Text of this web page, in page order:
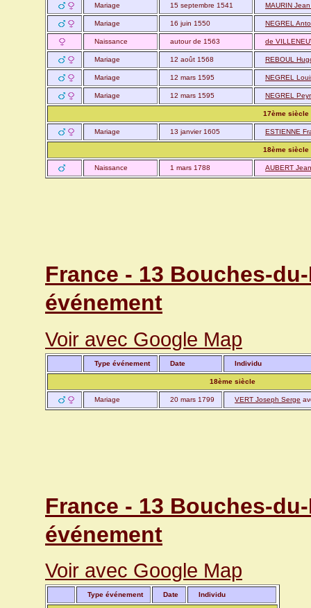
Mariage 15 septembre 1541 MAURIN
Mariage 16 juin 1550 NEGREL
Naissance autour de 1563 de
Mariage 12 août 1568 REBOUL
Mariage 12 mars 1595 NEGREL
Mariage 12 mars 1595 NEGREL
17ème siècle
Mariage 13 janvier 1605 ESTIENNE
18ème siècle
Naissance 1 mars 1788 AUBERT
France - 13 Bouches-
événement
Voir avec Google Map
Type événement Date Individu
18ème siècle
Mariage 20 mars 1799 VERT Joseph Serge
France - 13 Bouches-
événement
Voir avec Google Map
Type événement Date Individu